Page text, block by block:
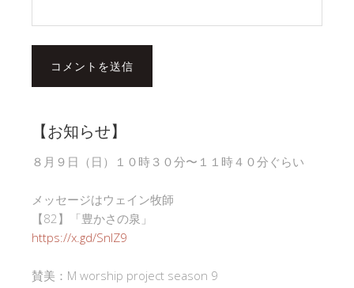
【お知らせ】
８月９日（日）１０時３０分〜１１時４０分ぐらい
メッセージはウェイン牧師
【82】「豊かさの泉」
https://x.gd/SnlZ9
賛美：M worship project season 9